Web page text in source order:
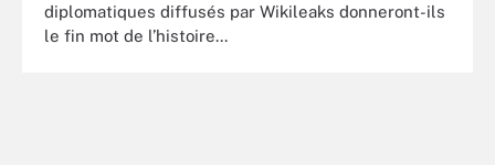
diplomatiques diffusés par Wikileaks donneront-ils
le fin mot de l’histoire...